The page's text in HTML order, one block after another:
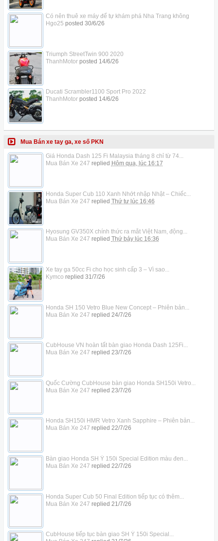
Có nên thuê xe máy để tự khám phá Nha Trang không
Hgo25 posted 30/6/26
Triumph StreetTwin 900 2020
ThanhMotorposted 14/6/26
Ducati Scrambler1100 Sport Pro 2022
ThanhMotorposted 14/6/26
Mua Bán xe tay ga, xe số PKN
Giá Honda Dash 125 Fi Malaysia tháng 8 chỉ từ 74...
Mua Bán Xe 247 replied Hôm qua, lúc 16:17
Honda Super Cub 110 Xanh Nhớt nhập Nhật – Chiếc...
Mua Bán Xe 247 replied Thứ tư lúc 16:46
Hyosung GV350X chính thức ra mắt Việt Nam, động...
Mua Bán Xe 247 replied Thứ bảy lúc 16:36
Xe tay ga 50cc Fi cho học sinh cấp 3 – Vì sao...
Kymco replied 31/7/26
Honda SH 150 Vetro Blue New Concept – Phiên bản...
Mua Bán Xe 247 replied 24/7/26
CubHouse VN hoàn tất bàn giao Honda Dash 125Fi...
Mua Bán Xe 247 replied 23/7/26
Quốc Cường CubHouse bàn giao Honda SH150i Vetro...
Mua Bán Xe 247 replied 23/7/26
Honda SH150i HMR Vetro Xanh Sapphire – Phiên bản...
Mua Bán Xe 247 replied 22/7/26
Bàn giao Honda SH Ý 150i Special Edition màu đen...
Mua Bán Xe 247 replied 22/7/26
Honda Super Cub 50 Final Edition tiếp tục có thêm...
Mua Bán Xe 247 replied 21/7/26
CubHouse tiếp tục bàn giao SH Ý 150i Special...